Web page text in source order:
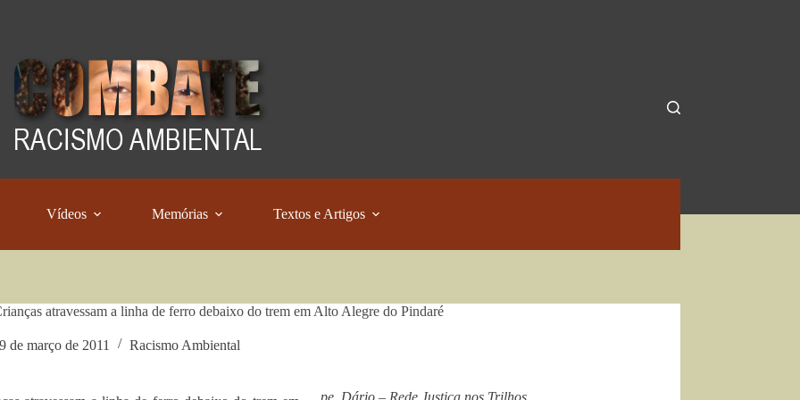
Vídeos Memórias Textos e Artigos
atravessam a linha de ferro debaixo do trem em Alto Alegre do Pindaré
de março de 2011 Racismo Ambiental
pe. Dário – Rede Justiça nos Trilhos